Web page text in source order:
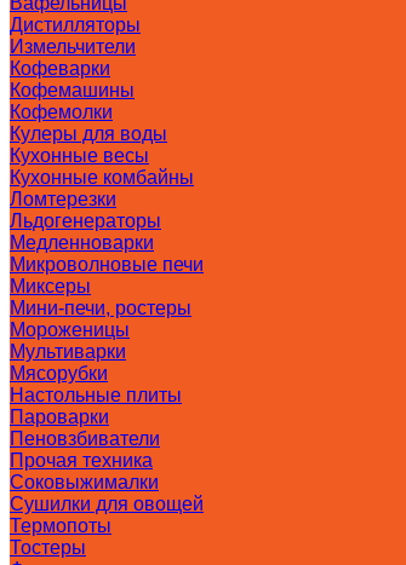
Дистилляторы
Измельчители
Кофеварки
Кофемашины
Кофемолки
Кулеры для воды
Кухонные весы
Кухонные комбайны
Ломтерезки
Льдогенераторы
Медленноварки
Микроволновые печи
Миксеры
Мини-печи, ростеры
Мороженицы
Мультиварки
Мясорубки
Настольные плиты
Пароварки
Пеновзбиватели
Прочая техника
Соковыжималки
Сушилки для овощей
Термопоты
Тостеры